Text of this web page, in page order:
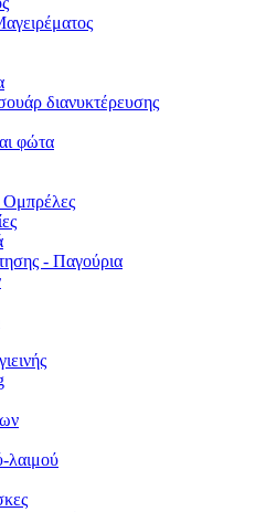
διανυκτέρευσης
φώτα
Ομπρέλες
- Παγούρια
λαιμού